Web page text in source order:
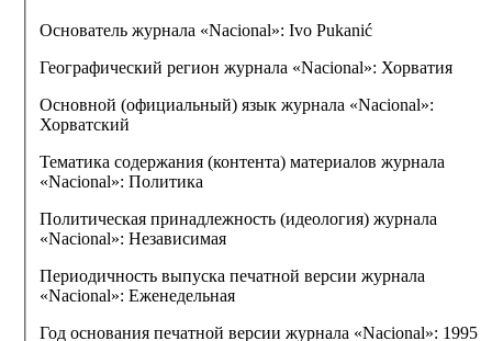
Основатель журнала «Nacional»: Ivo Pukanić
Географический регион журнала «Nacional»: Хорватия
Основной (официальный) язык журнала «Nacional»:
Хорватский
Тематика содержания (контента) материалов журнала
«Nacional»: Политика
Политическая принадлежность (идеология) журнала
«Nacional»: Независимая
Периодичность выпуска печатной версии журнала
«Nacional»: Еженедельная
Год основания печатной версии журнала «Nacional»: 1995